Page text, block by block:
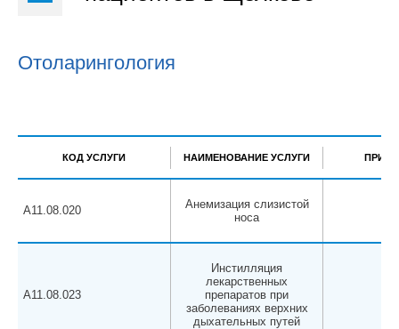
Отоларингология
КОД УСЛУГИ НАИМЕНОВАНИЕ УСЛУГИ
A11.08.020
Анемизация слизистой
носа
A11.08.023
Инстилляция
лекарственных
препаратов при
заболеваниях верхних
дыхательных путей